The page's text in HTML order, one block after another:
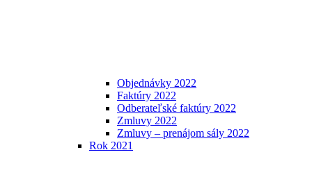
Objednávky 2022
Faktúry 2022
Odberateľské faktúry 2022
Zmluvy 2022
Zmluvy – prenájom sály 2022
Rok 2021